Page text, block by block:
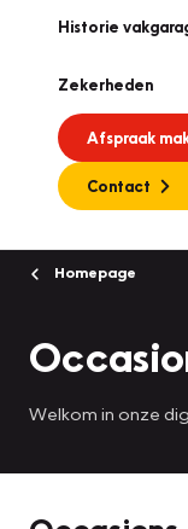
Historie
Zekerheden
Afspraak
Contact
Homepage
Welkom in onze